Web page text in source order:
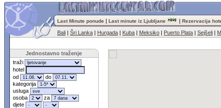
Last Minute ponude | Last minute iz Ljubljane | Rezervacija
Bali | Šri Lanka | Hurgada | Kuba | Meksiko | Puerto Plata | Sejšeli |
Jednostavno traženje
traži
hotel
od
do
kategorija
usluga
osoba
za
djete